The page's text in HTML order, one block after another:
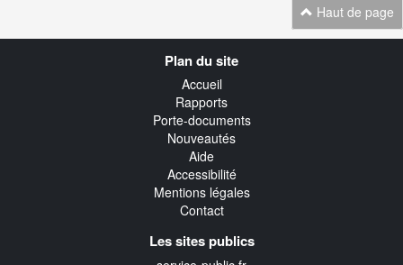
Haut de page
Plan du site
Accueil
Rapports
Porte-documents
Nouveautés
Aide
Accessibilité
Mentions légales
Contact
Les sites publics